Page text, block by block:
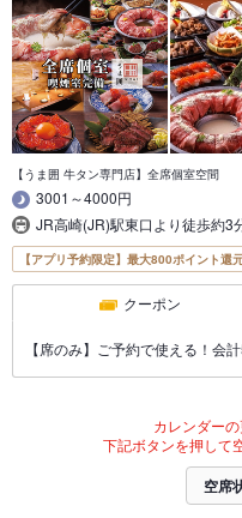
【うま囲 牛タン専門店】全席個室空間
3001～4000円
JR高崎(JR)駅東口より徒歩約3
【アプリ予約限定】最大800ポイント還
クーポン
【席のみ】ご予約で使える！会
カレンダーの
下記ボタンを押して
空席